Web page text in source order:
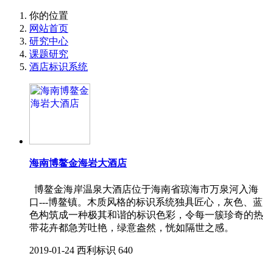
你的位置
网站首页
研究中心
课题研究
酒店标识系统
海南博鳌金海岩大酒店
博鳌金海岸温泉大酒店位于海南省琼海市万泉河入海
口---博鳌镇。木质风格的标识系统独具匠心，灰色、蓝
色构筑成一种极其和谐的标识色彩，令每一簇珍奇的热
带花卉都急芳吐艳，绿意盎然，恍如隔世之感。
2019-01-24 西利标识 640